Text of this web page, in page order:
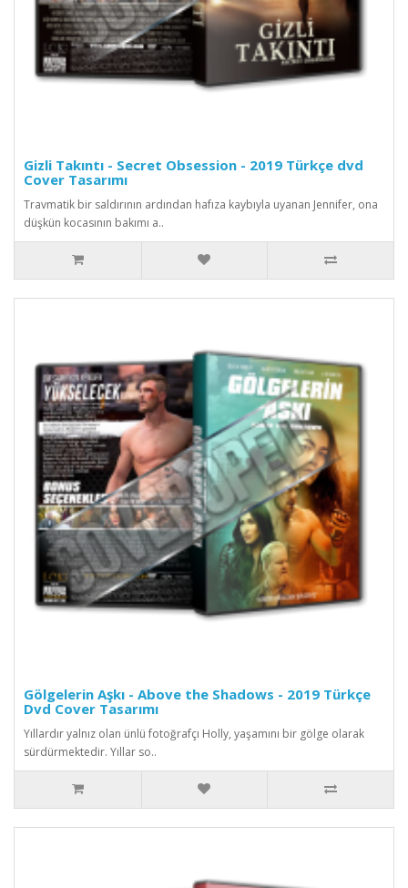
Gizli Takıntı - Secret Obsession - 2019 Türkçe dvd
Cover Tasarımı
Travmatik bir saldırının ardından hafıza kaybıyla uyanan Jennifer, ona
düşkün kocasının bakımı a..
Gölgelerin Aşkı - Above the Shadows - 2019 Türkçe
Dvd Cover Tasarımı
Yıllardır yalnız olan ünlü fotoğrafçı Holly, yaşamını bir gölge olarak
sürdürmektedir. Yıllar so..